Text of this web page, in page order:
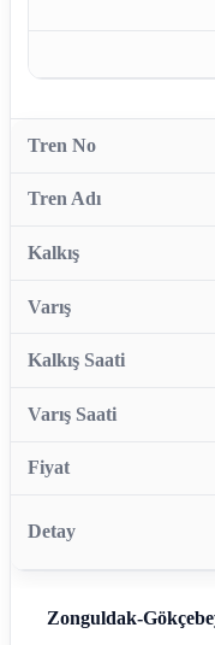
Zonguldak-